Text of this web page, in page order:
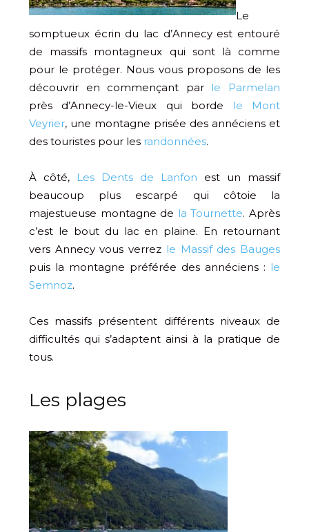
Le
somptueux écrin du lac d’Annecy est entouré
de massifs montagneux qui sont là comme
pour le protéger. Nous vous proposons de les
découvrir en commençant par le Parmelan
près d’Annecy-le-Vieux qui borde
le Mont
Veyrier, une montagne prisée des annéciens et
des touristes pour les randonnées.
À côté, Les Dents de Lanfon est un massif
beaucoup plus escarpé qui côtoie la
majestueuse montagne de la Tournette. Après
c’est le bout du lac en plaine. En retournant
vers Annecy vous verrez le Massif des Bauges
puis la montagne préférée des annéciens : le
Semnoz.
Ces massifs présentent différents niveaux de
difficultés qui s’adaptent ainsi à la pratique de
tous.
Les plages